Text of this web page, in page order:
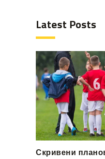
Latest Posts
Скривени